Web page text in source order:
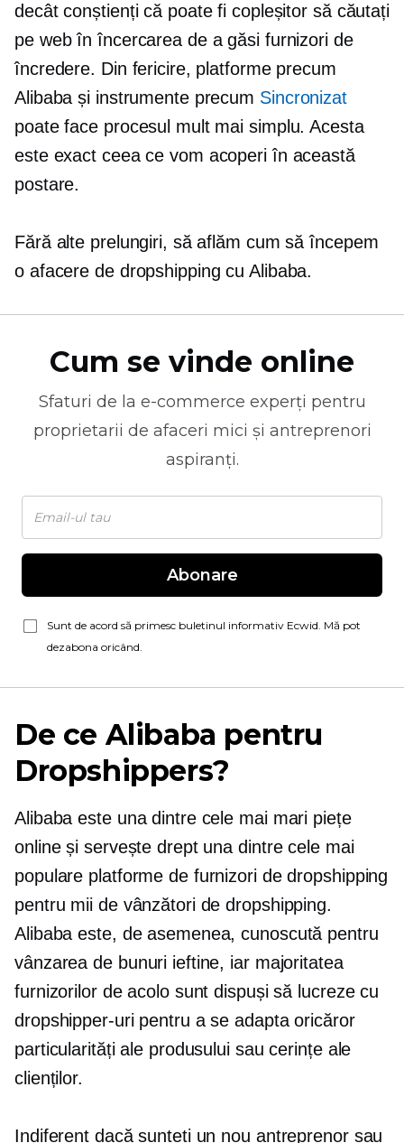
decât conștienți că poate fi copleșitor să căutați
pe web în încercarea de a găsi furnizori de
încredere. Din fericire, platforme precum
Alibaba și instrumente precum Sincronizat
poate face procesul mult mai simplu. Acesta
este exact ceea ce vom acoperi în această
postare.
Fără alte prelungiri, să aflăm cum să începem
o afacere de dropshipping cu Alibaba.
Cum se vinde online
Sfaturi de la e-commerce experți pentru
proprietarii de afaceri mici și antreprenori
aspiranți.
Abonare
Sunt de acord să primesc buletinul informativ Ecwid. Mă pot
dezabona oricând.
De ce Alibaba pentru
Dropshippers?
Alibaba este una dintre cele mai mari piețe
online și servește drept una dintre cele mai
populare platforme de furnizori de dropshipping
pentru mii de vânzători de dropshipping.
Alibaba este, de asemenea, cunoscută pentru
vânzarea de bunuri ieftine, iar majoritatea
furnizorilor de acolo sunt dispuși să lucreze cu
dropshipper-uri pentru a se adapta oricăror
particularități ale produsului sau cerințe ale
clienților.
Indiferent dacă sunteți un nou antreprenor sau